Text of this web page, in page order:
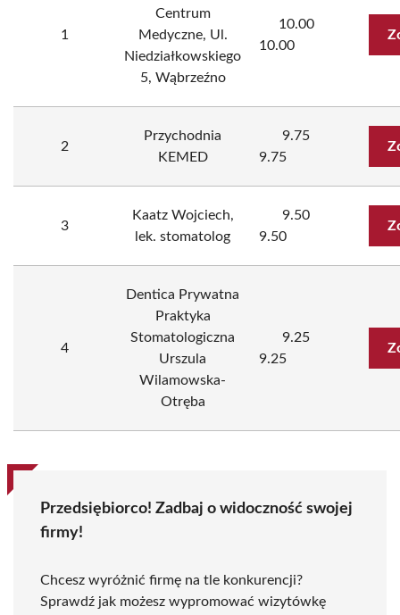
1
Centrum
Medyczne, Ul.
Niedziałkowskiego
5, Wąbrzeźno
10.00
10.00
2
Przychodnia
KEMED
9.75
9.75
3
Kaatz Wojciech,
lek. stomatolog
9.50
9.50
4
Dentica Prywatna
Praktyka
Stomatologiczna
Urszula
Wilamowska-
Otręba
9.25
9.25
Przedsiębiorco! Zadbaj o widoczność swojej
firmy!
Chcesz wyróżnić firmę na tle konkurencji?
Sprawdź jak możesz wypromować wizytówkę